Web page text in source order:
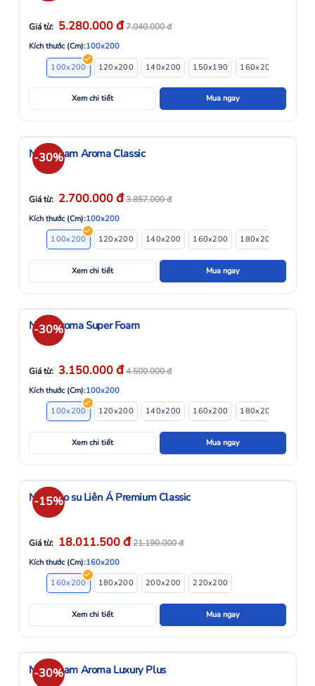
Giá từ: 5.280.000đ7.040.000đ
Kích thước (Cm):100x200
100x200
120x200 140x200 150x190 160x200
Xem chi tiết Mua ngay
-30%
Nệm Foam Aroma Classic
Giá từ: 2.700.000đ3.857.000đ
Kích thước (Cm):100x200
100x200
120x200 140x200 160x200 180x200
Xem chi tiết Mua ngay
-30%
Nệm Aroma Super Foam
Giá từ: 3.150.000đ4.500.000đ
Kích thước (Cm):100x200
100x200
120x200 140x200 160x200 180x200
Xem chi tiết Mua ngay
-15%
Nệm cao su Liên Á Premium Classic
Giá từ: 18.011.500đ21.190.000đ
Kích thước (Cm):160x200
160x200
180x200 200x200 220x200
Xem chi tiết Mua ngay
-30%
Nệm Foam Aroma Luxury Plus